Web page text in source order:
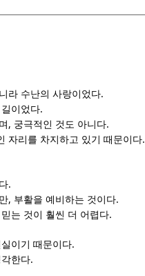
라 수난의 사랑이었다.
이었다.
, 궁극적인 것도 아니다.
자리를 차지하고 있기 때문이다.
.
, 부활을 예비하는 것이다.
는 것이 훨씬 더 어렵다.
이기 때문이다.
한다.